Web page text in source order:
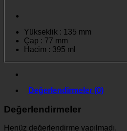
Yükseklik : 135 mm
Çap : 77 mm
Hacim : 395 ml
Değerlendirmeler (0)
Değerlendirmeler
Henüz değerlendirme yapılmadı.